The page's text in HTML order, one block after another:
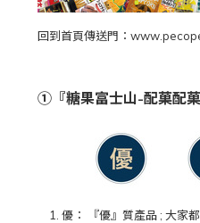
回到首頁傳送門：
①『糖果富士山-配菓配菓
1. 優： 『優』質產品 ; 大家